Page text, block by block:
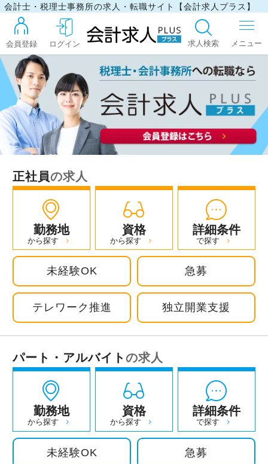
会計士・税理士事務所の求人・転職サイト【会計求人プラス】
会員登録 ログイン 求人検索
ログイン
最近見た求人
マイリスト
お問い合わせ
今すぐ会員登録
PC版サイトを見る
採用ご担当者様
正社員の求人
勤務地
から探す
資格
から探す
詳細条件
で探す
未経験OK 急募
テレワーク推進 独立開業支援
パート・アルバイト の求人
勤務地
から探す
資格
から探す
詳細条件
で探す
未経験OK 急募